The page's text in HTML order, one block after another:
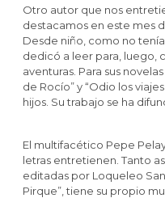
Otro autor que nos
destacamos en este mes
Desde niño, como no
dedicó a leer para, luego,
aventuras. Para sus
de Rocío” y “Odio los
hijos. Su trabajo se ha
El multifacético Pepe
letras entretienen. Tanto
editadas por Loqueleo
Pirque”, tiene su propio